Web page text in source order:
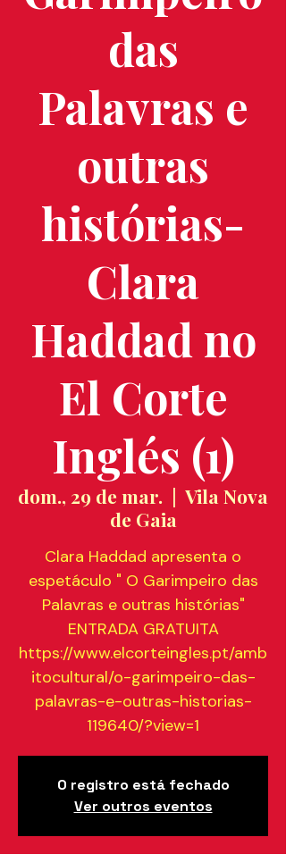
das
Palavras e
outras
histórias-
Clara
Haddad no
El Corte
Inglés (1)
dom., 29 de mar.
  |
Vila Nova
de Gaia
Clara Haddad apresenta o
espetáculo " O Garimpeiro das
Palavras e outras histórias"
ENTRADA GRATUITA
https://www.elcorteingles.pt/amb
itocultural/o-garimpeiro-das-
palavras-e-outras-historias-
119640/?view=1
O registro está fechado
Ver outros eventos